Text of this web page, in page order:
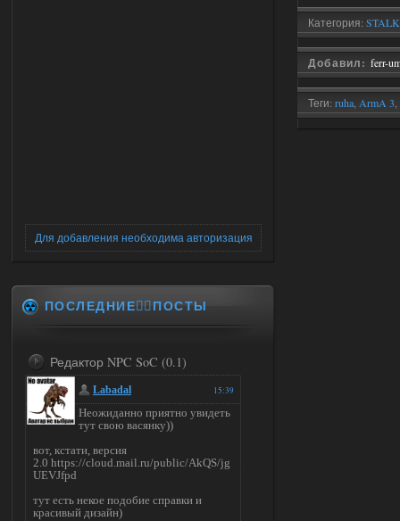
Категория:
Добавил: ferr-
Теги: ruha ArmA 3
Для добавления необходима авторизация
ПОСЛЕДНИЕ✍🏻ПОСТЫ
Редактор NPC SoC (0.1)
15:39
Labadal
Неожиданно приятно увидеть
тут свою васянку))
вот, кстати, версия
2.0 https://cloud.mail.ru/public/AkQS/jg
UEVJfpd
тут есть некое подобие справки и
красивый дизайн)